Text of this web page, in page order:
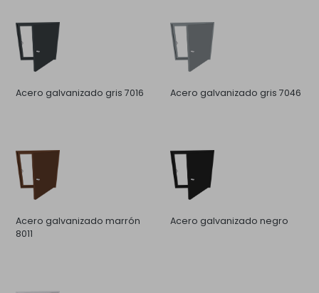
Acero galvanizado gris 7016 Acero galvanizado gris 7046
Acero galvanizado marrón
8011
Acero galvanizado negro